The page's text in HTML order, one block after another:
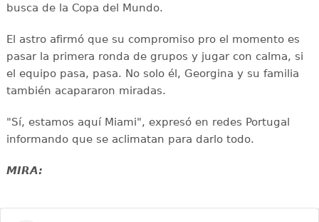
busca de la Copa del Mundo.
El astro afirmó que su compromiso pro el momento es
pasar la primera ronda de grupos y jugar con calma, si
el equipo pasa, pasa. No solo él, Georgina y su familia
también acapararon miradas.
"Sí, estamos aquí Miami", expresó en redes Portugal
informando que se aclimatan para darlo todo.
MIRA: